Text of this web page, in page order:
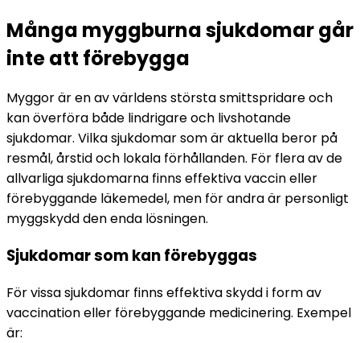
Många myggburna sjukdomar går
inte att förebygga
Myggor är en av världens största smittspridare och
kan överföra både lindrigare och livshotande
sjukdomar. Vilka sjukdomar som är aktuella beror på
resmål, årstid och lokala förhållanden. För flera av de
allvarliga sjukdomarna finns effektiva vaccin eller
förebyggande läkemedel, men för andra är personligt
myggskydd den enda lösningen.
Sjukdomar som kan förebyggas
För vissa sjukdomar finns effektiva skydd i form av
vaccination eller förebyggande medicinering. Exempel
är: